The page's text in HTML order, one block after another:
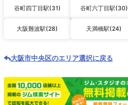
谷町四丁目駅(31) 谷町六丁目駅(30)
大阪難波駅(28) 天満橋駅(24)
大阪市中央区のエリア選択に戻る